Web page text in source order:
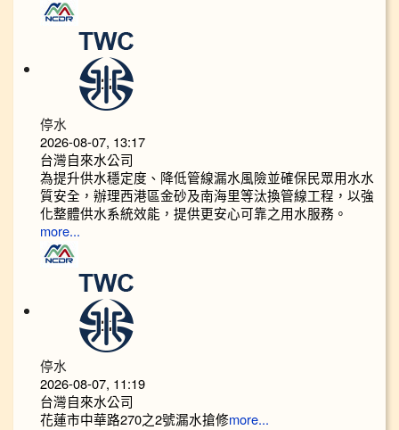
停水
2026-08-07, 13:17
台灣自來水公司
為提升供水穩定度、降低管線漏水風險並確保民眾用水水
質安全，辦理西港區金砂及南海里等汰換管線工程，以強
化整體供水系統效能，提供更安心可靠之用水服務。
more...
停水
2026-08-07, 11:19
台灣自來水公司
花蓮市中華路270之2號漏水搶修more...